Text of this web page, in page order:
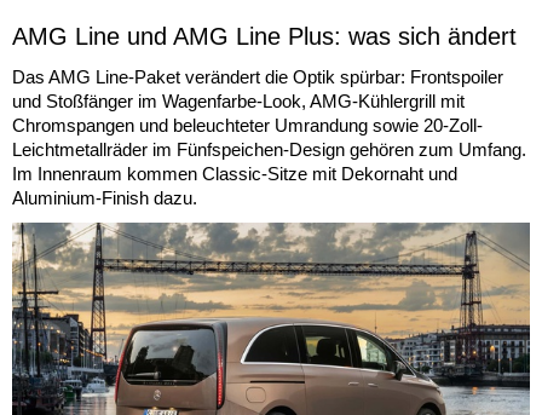
AMG Line und AMG Line Plus: was sich ändert
Das AMG Line-Paket verändert die Optik spürbar: Frontspoiler
und Stoßfänger im Wagenfarbe-Look, AMG-Kühlergrill mit
Chromspangen und beleuchteter Umrandung sowie 20-Zoll-
Leichtmetallräder im Fünfspeichen-Design gehören zum Umfang.
Im Innenraum kommen Classic-Sitze mit Dekornaht und
Aluminium-Finish dazu.